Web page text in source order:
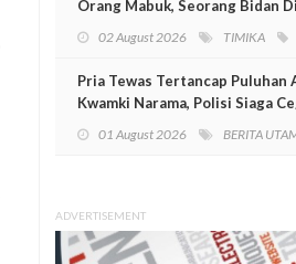
Orang Mabuk, Seorang Bidan
02 August 2026 TIMIKA
Pria Tewas Tertancap Puluhan
Kwamki Narama, Polisi Siaga
01 August 2026 BERITA
ADVERTISEMENT